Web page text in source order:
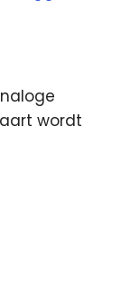
wordt